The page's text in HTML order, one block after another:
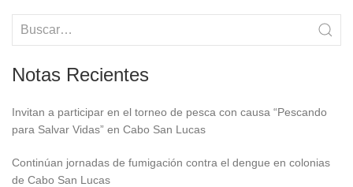
Notas Recientes
Invitan a participar en el torneo de pesca con causa “Pescando
para Salvar Vidas” en Cabo San Lucas
Continúan jornadas de fumigación contra el dengue en colonias
de Cabo San Lucas